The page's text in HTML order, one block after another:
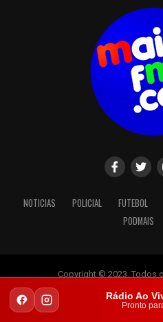
NOTICIAS POLICIAL FUTEBOL
PODMAIS
Copyright © 2023. Todos
Pronto